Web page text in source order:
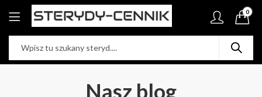
0
Nasz blog